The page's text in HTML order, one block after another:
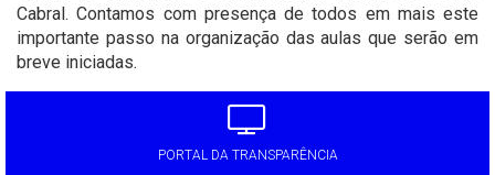
Cabral. Contamos com presença de todos em mais este
importante passo na organização das aulas que serão em
breve iniciadas.
PORTAL DA TRANSPARÊNCIA